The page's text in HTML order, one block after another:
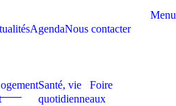
Menu
Santé, vie
quotidienne
Foire
aux
AgendaNous contacter